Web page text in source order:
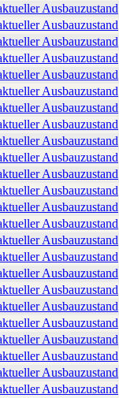
Ausbauzustand
Ausbauzustand
Ausbauzustand
Ausbauzustand
Ausbauzustand
Ausbauzustand
Ausbauzustand
Ausbauzustand
Ausbauzustand
Ausbauzustand
Ausbauzustand
Ausbauzustand
Ausbauzustand
Ausbauzustand
Ausbauzustand
Ausbauzustand
Ausbauzustand
Ausbauzustand
Ausbauzustand
Ausbauzustand
Ausbauzustand
Ausbauzustand
Ausbauzustand
Ausbauzustand